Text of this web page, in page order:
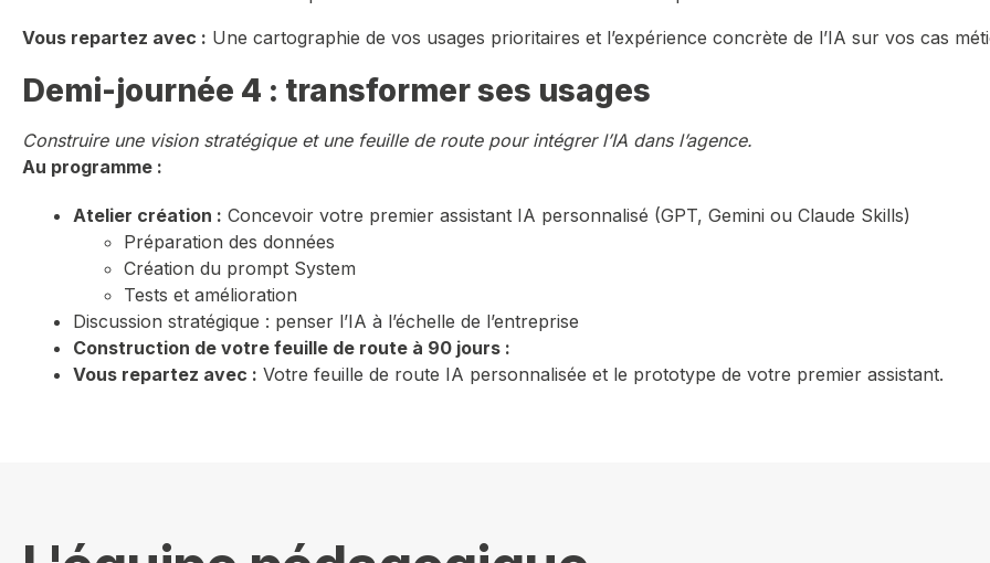
Vous repartez avec : Une cartographie de vos usages prioritaires et l’expérience concrète de l’IA sur vos cas
Demi-journée 4 : transformer ses usages
Construire une vision stratégique et une feuille de route pour intégrer l’IA dans l’agence.
Au programme :
Atelier création : Concevoir votre premier assistant IA personnalisé (GPT, Gemini ou Claude Skills)
Préparation des données
Création du prompt System
Tests et amélioration
Discussion stratégique : penser l’IA à l’échelle de l’entreprise
Construction de votre feuille de route à 90 jours :
Vous repartez avec : Votre feuille de route IA personnalisée et le prototype de votre premier assistant.